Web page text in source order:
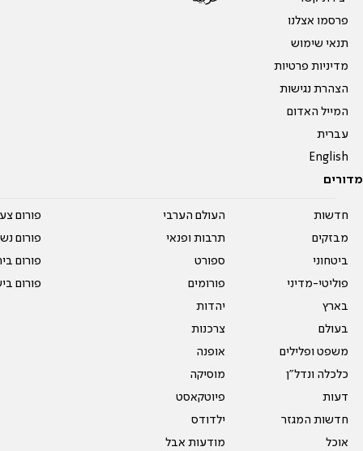
פרסמו אצלנו
תנאי שימוש
מדיניות פרטיות
הצהרת נגישות
המייל האדום
עברית
English
מדורים
חדשות
מבזקים
ביטחוני
פוליטי-מדיני
בארץ
בעולם
משפט ופלילים
כלכלה ונדל"ן
דעות
חדשות המגזר
אוכל
העולם הערבי
תרבות ופנאי
ספורט
פורומים
יהדות
צרכנות
אופנה
מוסיקה
פיוטקאסט
ילדודס
מודעות אבל
פורום
פורום
פורום
פורום